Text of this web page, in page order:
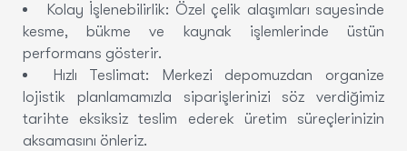
Kolay İşlenebilirlik: Özel çelik alaşımları sayesinde
kesme, bükme ve kaynak işlemlerinde üstün
performans gösterir.
Hızlı Teslimat: Merkezi depomuzdan organize
lojistik planlamamızla siparişlerinizi söz verdiğimiz
tarihte eksiksiz teslim ederek üretim süreçlerinizin
aksamasını önleriz.